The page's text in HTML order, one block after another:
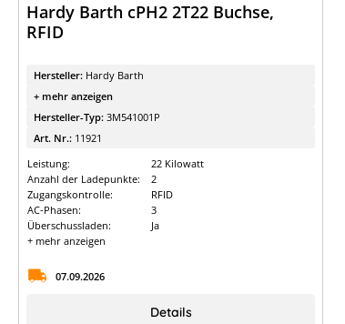
Hardy Barth cPH2 2T22 Buchse,
RFID
Hersteller: Hardy Barth
+ mehr anzeigen
Hersteller-Typ: 3M541001P
Art. Nr.: 11921
Leistung:
22 Kilowatt
Anzahl der Ladepunkte:
2
Zugangskontrolle:
RFID
AC-Phasen:
3
Überschussladen:
Ja
+ mehr anzeigen
07.09.2026
Details